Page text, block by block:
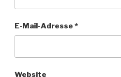
E-Mail-Adresse *
Website